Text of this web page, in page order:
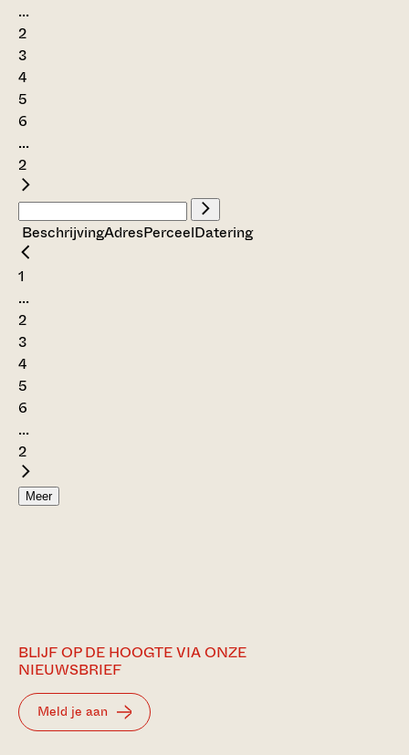
...
2
3
4
5
6
...
2
BeschrijvingAdresPerceelDatering
1
...
2
3
4
5
6
...
2
Meer
BLIJF OP DE HOOGTE VIA ONZE
NIEUWSBRIEF
Meld je aan